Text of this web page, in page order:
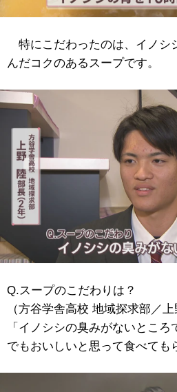
特にこだわったのは、イノシ
んだコクのあるスープです。
Q.スープのこだわりは？
（方谷学舎高校 地域探求部／上
「イノシシの臭みがないとこ
でもおいしいと思って食べても